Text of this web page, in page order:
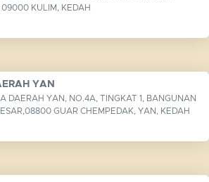
KULIM, KEDAH
YAN
DAERAH YAN, NO.4A, TINGKAT 1, BANGUNAN
GUAR CHEMPEDAK, YAN, KEDAH